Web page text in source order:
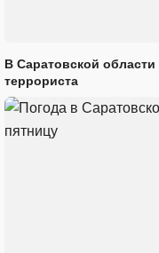
В Саратовской
террориста